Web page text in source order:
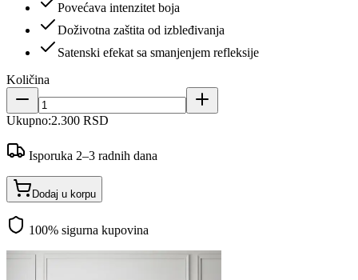
Povećava intenzitet boja
Doživotna zaštita od izbleđivanja
Satenski efekat sa smanjenjem refleksije
Količina
Ukupno:2.300 RSD
Isporuka 2–3 radnih dana
Dodaj u korpu
100% sigurna kupovina